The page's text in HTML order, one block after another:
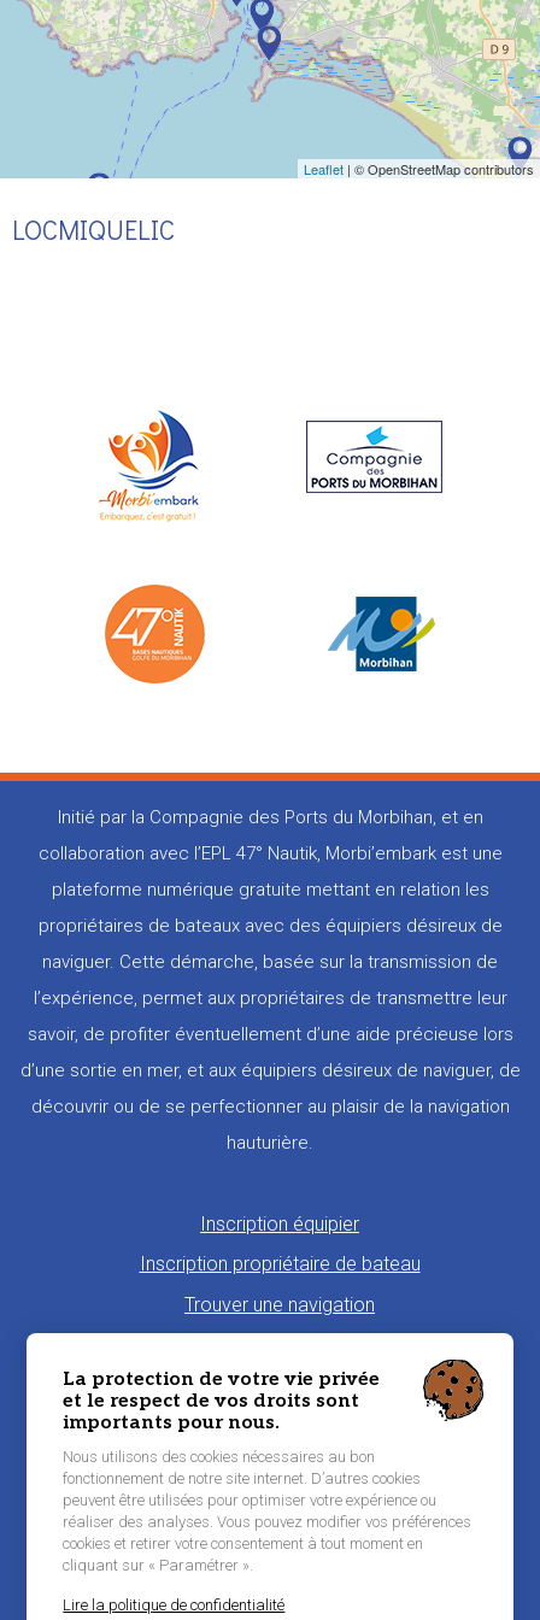
Leaflet | © OpenStreetMap contributors
LOCMIQUELIC
Initié par la Compagnie des Ports du Morbihan, et en
collaboration avec l’EPL 47° Nautik, Morbi’embark est une
plateforme numérique gratuite mettant en relation les
propriétaires de bateaux avec des équipiers désireux de
naviguer. Cette démarche, basée sur la transmission de
l’expérience, permet aux propriétaires de transmettre leur
savoir, de profiter éventuellement d’une aide précieuse lors
d’une sortie en mer, et aux équipiers désireux de naviguer, de
découvrir ou de se perfectionner au plaisir de la navigation
hauturière.
Inscription équipier
Inscription propriétaire de bateau
Trouver une navigation
La charte Morbi'Embark
Niveau de pratique maritime
Conditions générales d'utilisation
Contacter Morbi’Embark
Mentions légales
La protection de votre vie privée
et le respect de vos droits sont
importants pour nous.
Nous utilisons des cookies nécessaires au bon
fonctionnement de notre site internet. D’autres cookies
peuvent être utilisées pour optimiser votre expérience ou
réaliser des analyses. Vous pouvez modifier vos préférences
cookies et retirer votre consentement à tout moment en
cliquant sur « Paramétrer ».
Lire la politique de confidentialité